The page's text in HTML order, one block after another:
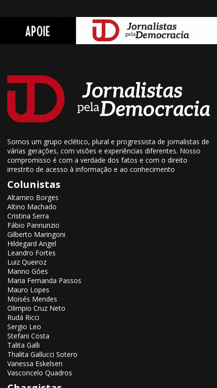
Somos um grupo eclético, plural e progressista de jornalistas de
várias gerações, com visões e experiências diferentes. Nosso
compromisso é com a verdade dos fatos e com o direito
irrestrito de acesso à informação e ao conhecimento
Colunistas
Altamiro Borges
Altino Machado
Cristina Serra
Fábio Pannunzio
Gilberto Maringoni
Hildegard Angel
Leandro Fortes
Luiz Queiroz
Manno Góes
Maria Fernanda Passos
Mauro Lopes
Moisés Mendes
Olimpio Cruz Neto
Rudá Ricci
Sergio Leo
Stefani Costa
Talita Galli
Thalita Gallucci Sotero
Vanessa Eskelsen
Vasconcelo Quadros